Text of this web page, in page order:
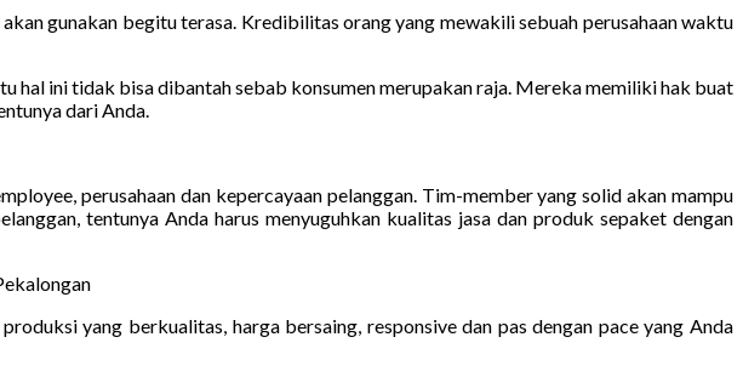
gunakan begitu terasa. Kredibilitas orang yang mewakili sebuah perusahaan waktu
hal ini tidak bisa dibantah sebab konsumen merupakan raja. Mereka memiliki hak buat
dari Anda.
perusahaan dan kepercayaan pelanggan. Tim-member yang solid akan mampu
tentunya Anda harus menyuguhkan kualitas jasa dan produk sepaket dengan
yang berkualitas, harga bersaing, responsive dan pas dengan pace yang Anda